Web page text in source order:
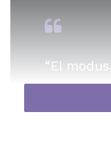
“El
presunta
consistía
ilegales